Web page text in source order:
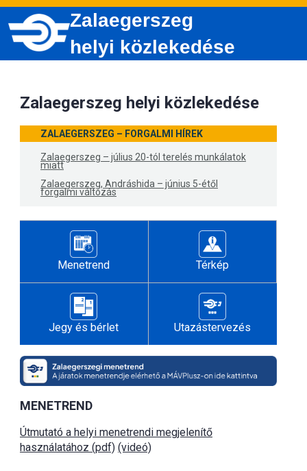
Zalaegerszeg
helyi közlekedése
Zalaegerszeg helyi közlekedése
ZALAEGERSZEG – FORGALMI HÍREK
Zalaegerszeg – július 20-tól terelés munkálatok
miatt
Zalaegerszeg, Andráshida – június 5-étől
forgalmi változás
Menetrend Térkép
Jegy és bérlet Utazástervezés
MENETREND
Útmutató a helyi menetrendi megjelenítő
használatához (pdf) (videó)